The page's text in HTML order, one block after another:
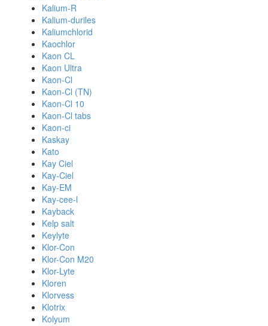
Kalium-R
Kalium-duriles
Kaliumchlorid
Kaochlor
Kaon CL
Kaon Ultra
Kaon-Cl
Kaon-Cl (TN)
Kaon-Cl 10
Kaon-Cl tabs
Kaon-ci
Kaskay
Kato
Kay Ciel
Kay-Ciel
Kay-EM
Kay-cee-l
Kayback
Kelp salt
Keylyte
Klor-Con
Klor-Con M20
Klor-Lyte
Kloren
Klorvess
Klotrix
Kolyum